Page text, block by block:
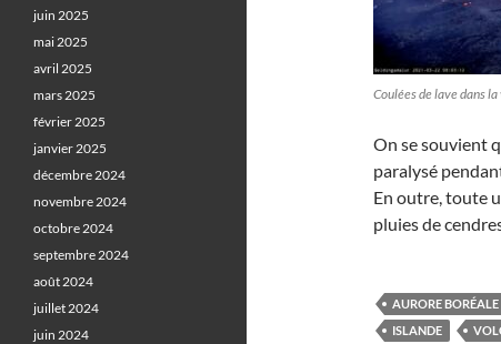
Coulées de lave dans
On se souvient
paralysé
En outre, toute
pluies de
AURORE BORÉALE
ISLANDE
juin 2025
mai 2025
avril 2025
mars 2025
février 2025
janvier 2025
décembre 2024
novembre 2024
octobre 2024
septembre 2024
août 2024
juillet 2024
juin 2024